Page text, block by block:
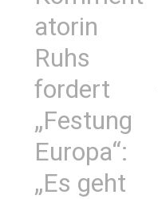
atorin
Ruhs
fordert
„Festung
Europa“:
„Es geht